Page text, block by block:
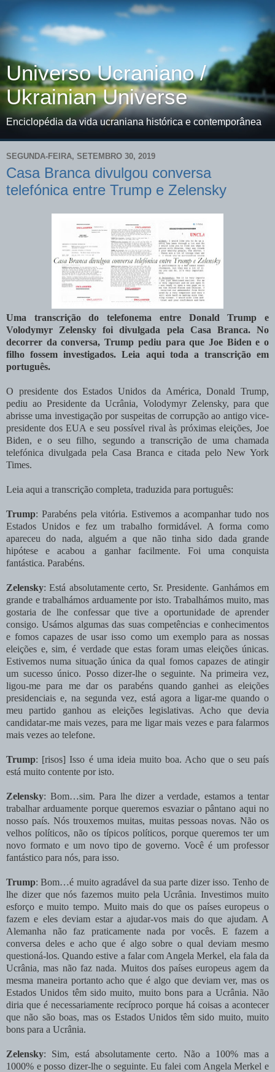
Universo Ucraniano /
Ukrainian Universe
Enciclopédia da vida ucraniana histórica e contemporânea
SEGUNDA-FEIRA, SETEMBRO 30, 2019
Casa Branca divulgou conversa
telefónica entre Trump e Zelensky
Uma transcrição do telefonema entre Donald Trump e
Volodymyr Zelensky foi divulgada pela Casa Branca. No
decorrer da conversa, Trump pediu para que Joe Biden e o
filho fossem investigados. Leia aqui toda a transcrição em
português.
O presidente dos Estados Unidos da América, Donald Trump,
pediu ao Presidente da Ucrânia, Volodymyr Zelensky, para que
abrisse uma investigação por suspeitas de corrupção ao antigo vice-
presidente dos EUA e seu possível rival às próximas eleições, Joe
Biden, e o seu filho, segundo a transcrição de uma chamada
telefónica divulgada pela Casa Branca e citada pelo New York
Times.
Leia aqui a transcrição completa, traduzida para português:
Trump: Parabéns pela vitória. Estivemos a acompanhar tudo nos
Estados Unidos e fez um trabalho formidável. A forma como
apareceu do nada, alguém a que não tinha sido dada grande
hipótese e acabou a ganhar facilmente. Foi uma conquista
fantástica. Parabéns.
Zelensky: Está absolutamente certo, Sr. Presidente. Ganhámos em
grande e trabalhámos arduamente por isto. Trabalhámos muito, mas
gostaria de lhe confessar que tive a oportunidade de aprender
consigo. Usámos algumas das suas competências e conhecimentos
e fomos capazes de usar isso como um exemplo para as nossas
eleições e, sim, é verdade que estas foram umas eleições únicas.
Estivemos numa situação única da qual fomos capazes de atingir
um sucesso único. Posso dizer-lhe o seguinte. Na primeira vez,
ligou-me para me dar os parabéns quando ganhei as eleições
presidenciais e, na segunda vez, está agora a ligar-me quando o
meu partido ganhou as eleições legislativas. Acho que devia
candidatar-me mais vezes, para me ligar mais vezes e para falarmos
mais vezes ao telefone.
Trump: [risos] Isso é uma ideia muito boa. Acho que o seu país
está muito contente por isto.
Zelensky: Bom…sim. Para lhe dizer a verdade, estamos a tentar
trabalhar arduamente porque queremos esvaziar o pântano aqui no
nosso país. Nós trouxemos muitas, muitas pessoas novas. Não os
velhos políticos, não os típicos políticos, porque queremos ter um
novo formato e um novo tipo de governo. Você é um professor
fantástico para nós, para isso.
Trump: Bom…é muito agradável da sua parte dizer isso. Tenho de
lhe dizer que nós fazemos muito pela Ucrânia. Investimos muito
esforço e muito tempo. Muito mais do que os países europeus o
fazem e eles deviam estar a ajudar-vos mais do que ajudam. A
Alemanha não faz praticamente nada por vocês. E fazem a
conversa deles e acho que é algo sobre o qual deviam mesmo
questioná-los. Quando estive a falar com Angela Merkel, ela fala da
Ucrânia, mas não faz nada. Muitos dos países europeus agem da
mesma maneira portanto acho que é algo que deviam ver, mas os
Estados Unidos têm sido muito, muito bons para a Ucrânia. Não
diria que é necessariamente recíproco porque há coisas a acontecer
que não são boas, mas os Estados Unidos têm sido muito, muito
bons para a Ucrânia.
Zelensky: Sim, está absolutamente certo. Não a 100% mas a
1000% e posso dizer-lhe o seguinte. Eu falei com Angela Merkel e